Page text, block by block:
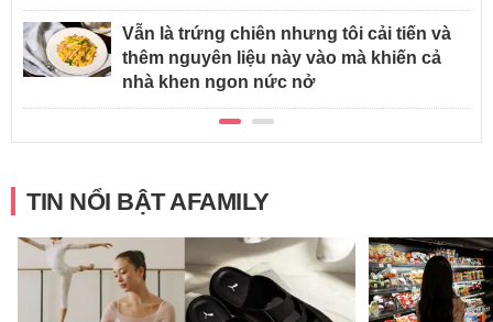
Vẫn là trứng chiên nhưng tôi cải tiến và
thêm nguyên liệu này vào mà khiến cả
nhà khen ngon nức nở
TIN NỔI BẬT AFAMILY